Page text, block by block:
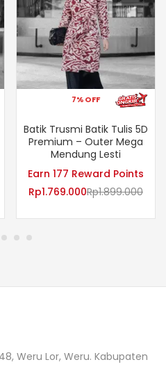
7% OFF
Batik Trusmi Batik Tulis 5D
Premium – Outer Mega
Mendung Lesti
Earn 177 Reward Points
Rp1.769.000Rp1.899.000
Weru Lor, Weru. Kabupaten